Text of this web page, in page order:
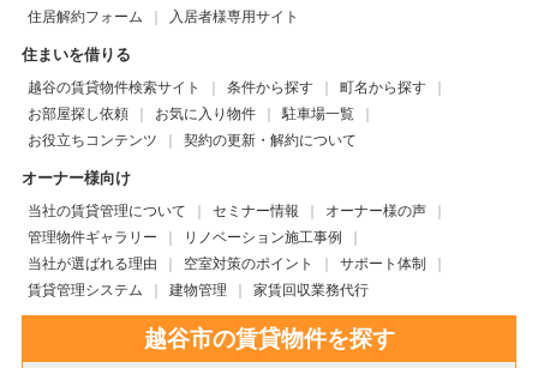
住居解約フォーム
入居者様専用サイト
住まいを借りる
越谷の賃貸物件検索サイト 条件から探す
町名から探す
お部屋探し依頼
お気に入り物件
駐車場一覧
お役立ちコンテンツ
契約の更新・解約について
オーナー様向け
当社の賃貸管理について セミナー情報
オーナー様の声
管理物件ギャラリー
リノベーション施工事例
当社が選ばれる理由
空室対策のポイント
サポート体制
賃貸管理システム
建物管理 家賃回収業務代行
越谷市の賃貸物件を探す